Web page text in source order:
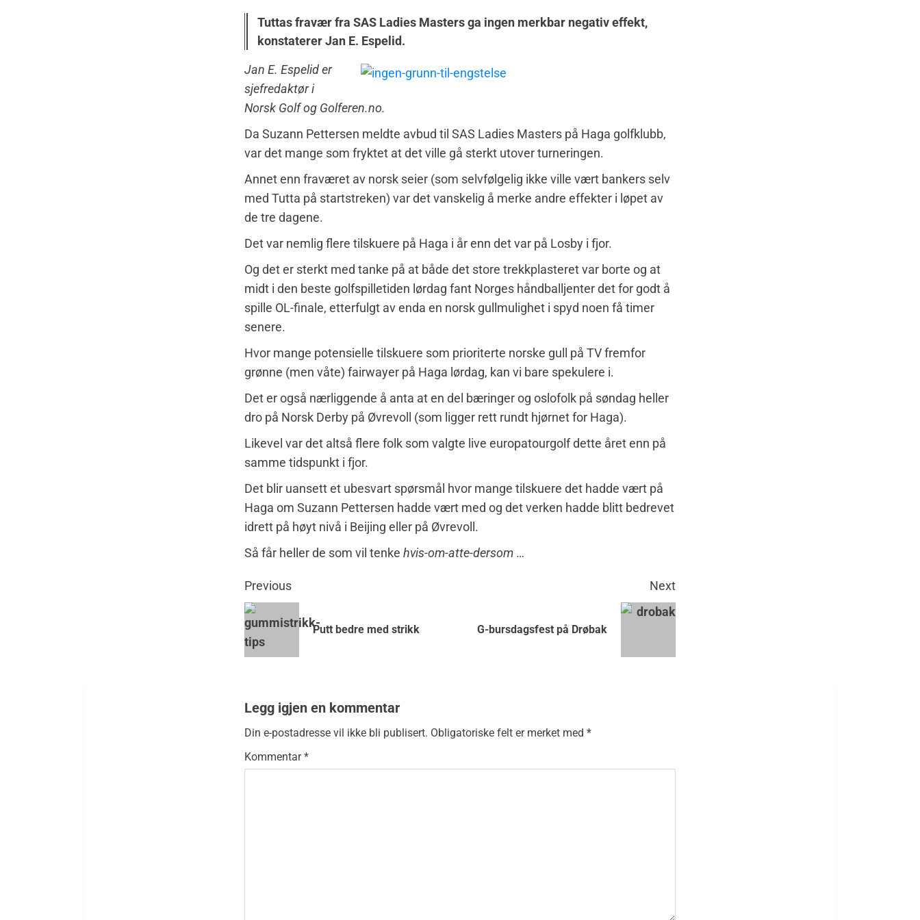
Tuttas fravær fra SAS Ladies Masters ga ingen merkbar negativ effekt,
konstaterer Jan E. Espelid.
Jan E. Espelid er
sjefredaktør i
Norsk Golf og Golferen.no.
Da Suzann Pettersen meldte avbud til SAS Ladies Masters på Haga golfklubb,
var det mange som fryktet at det ville gå sterkt utover turneringen.
Annet enn fraværet av norsk seier (som selvfølgelig ikke ville vært bankers selv
med Tutta på startstreken) var det vanskelig å merke andre effekter i løpet av
de tre dagene.
Det var nemlig flere tilskuere på Haga i år enn det var på Losby i fjor.
Og det er sterkt med tanke på at både det store trekkplasteret var borte og at
midt i den beste golfspilletiden lørdag fant Norges håndballjenter det for godt å
spille OL-finale, etterfulgt av enda en norsk gullmulighet i spyd noen få timer
senere.
Hvor mange potensielle tilskuere som prioriterte norske gull på TV fremfor
grønne (men våte) fairwayer på Haga lørdag, kan vi bare spekulere i.
Det er også nærliggende å anta at en del bæringer og oslofolk på søndag heller
dro på Norsk Derby på Øvrevoll (som ligger rett rundt hjørnet for Haga).
Likevel var det altså flere folk som valgte live europatourgolf dette året enn på
samme tidspunkt i fjor.
Det blir uansett et ubesvart spørsmål hvor mange tilskuere det hadde vært på
Haga om Suzann Pettersen hadde vært med og det verken hadde blitt bedrevet
idrett på høyt nivå i Beijing eller på Øvrevoll.
Så får heller de som vil tenke hvis-om-atte-dersom …
Previous
Putt bedre med strikk
Next
G-bursdagsfest på Drøbak
Legg igjen en kommentar
Din e-postadresse vil ikke bli publisert. Obligatoriske felt er merket med *
Kommentar*